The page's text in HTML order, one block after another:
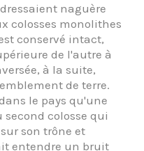
naguère
colosses monolithes
conservé intact,
de l'autre à
à la suite,
de terre.
le pays qu'une
colosse qui
son trône et
entendre un bruit